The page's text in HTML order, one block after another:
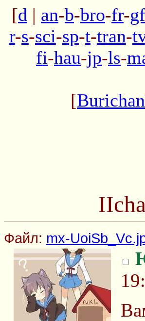
[d | an-b-bro-fr-gf
r-s-sci-sp-t-tran-
fi-hau-jp-ls-
[Burichan
Файл: mx-